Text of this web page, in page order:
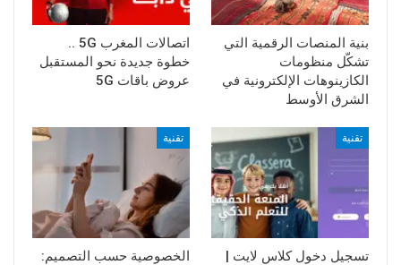
بنية المنصات الرقمية التي
تشكّل منظومات
الكازينوهات الإلكترونية في
الشرق الأوسط
اتصالات المغرب 5G ..
خطوة جديدة نحو المستقبل
عروض باقات 5G
تقنية
تسجيل دخول كلاس لايت |
تقنية
الخصوصية حسب التصميم: